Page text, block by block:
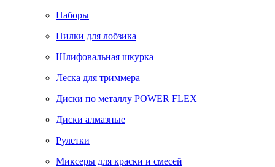
Наборы
Пилки для лобзика
Шлифовальная шкурка
Леска для триммера
Диски по металлу POWER FLEX
Диски алмазные
Рулетки
Миксеры для краски и смесей